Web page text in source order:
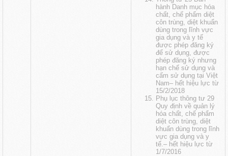
hành Danh mục hóa
chất, chế phẩm diệt
côn trùng, diệt khuẩn
dùng trong lĩnh vực
gia dụng và y tế
được phép đăng ký
để sử dụng, được
phép đăng ký nhưng
hạn chế sử dụng và
cấm sử dụng tại Việt
Nam– hết hiệu lực từ
15/2/2018
Phụ lục thông tư 29
Quy định về quản lý
hóa chất, chế phẩm
diệt côn trùng, diệt
khuẩn dùng trong lĩnh
vực gia dụng và y
tế. – hết hiệu lực từ
1/7/2016